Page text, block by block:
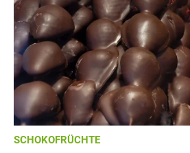
SCHOKOFRÜCHTE